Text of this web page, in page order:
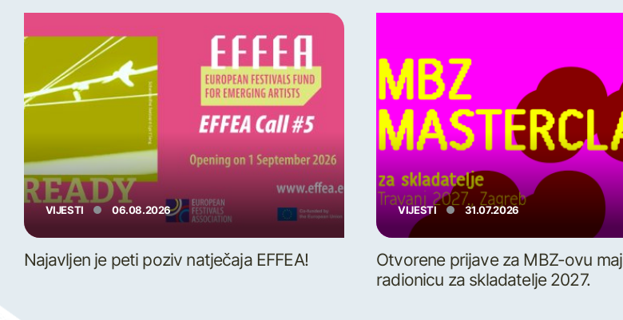
VIJESTI 06.08.2026
Najavljen je peti poziv natječaja EFFEA!
VIJESTI 31.07.2026
Otvorene prijave za MBZ-ovu
radionicu za skladatelje 2027.